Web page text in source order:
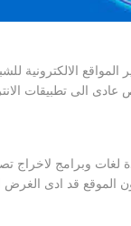
الالكترونية
الى تطبيقات
لغات وبرامج
الموقع قد ادى